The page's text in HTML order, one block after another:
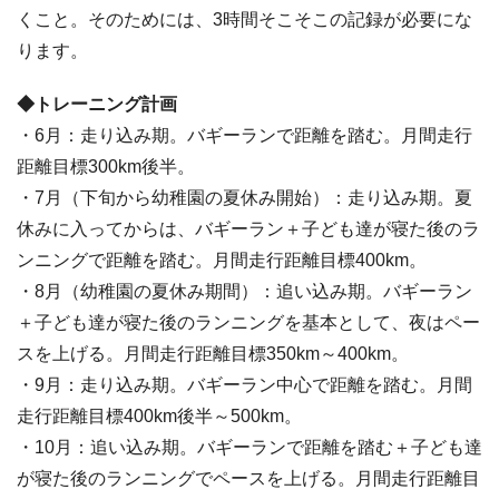
くこと。そのためには、3時間そこそこの記録が必要にな
ります。
◆トレーニング計画
・6月：走り込み期。バギーランで距離を踏む。月間走行
距離目標300km後半。
・7月（下旬から幼稚園の夏休み開始）：走り込み期。夏
休みに入ってからは、バギーラン＋子ども達が寝た後のラ
ンニングで距離を踏む。月間走行距離目標400km。
・8月（幼稚園の夏休み期間）：追い込み期。バギーラン
＋子ども達が寝た後のランニングを基本として、夜はペー
スを上げる。月間走行距離目標350km～400km。
・9月：走り込み期。バギーラン中心で距離を踏む。月間
走行距離目標400km後半～500km。
・10月：追い込み期。バギーランで距離を踏む＋子ども達
が寝た後のランニングでペースを上げる。月間走行距離目